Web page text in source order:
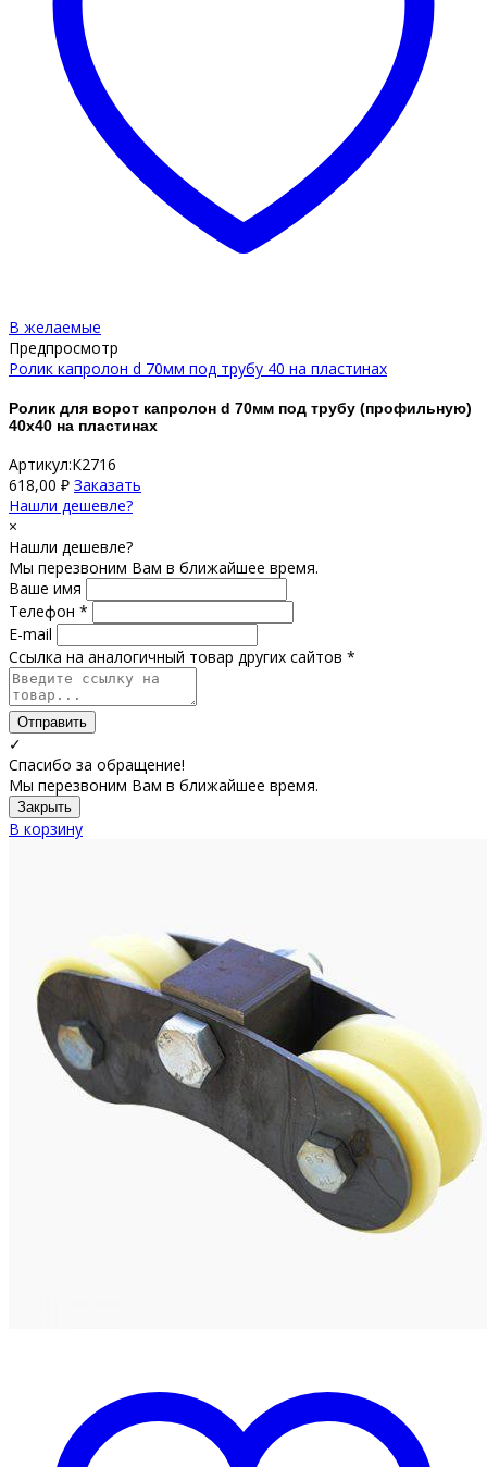
В желаемые
Предпросмотр
Ролик капролон d 70мм под трубу 40 на пластинах
Ролик для ворот капролон d 70мм под трубу (профильную)
40х40 на пластинах
Артикул:К2716
618,00 ₽ Заказать
Нашли дешевле?
×
Нашли дешевле?
Мы перезвоним Вам в ближайшее время.
Ваше имя
Телефон *
E-mail
Ссылка на аналогичный товар других сайтов *
Отправить
✓
Спасибо за обращение!
Мы перезвоним Вам в ближайшее время.
Закрыть
В корзину